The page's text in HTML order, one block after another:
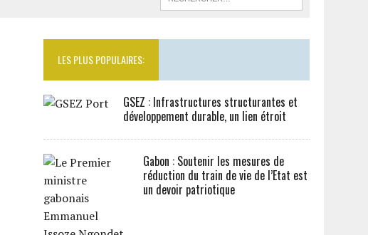
LES PLUS POPULAIRES:
GSEZ : Infrastructures structurantes et
développement durable, un lien étroit
Gabon : Soutenir les mesures de
réduction du train de vie de l’Etat est
un devoir patriotique